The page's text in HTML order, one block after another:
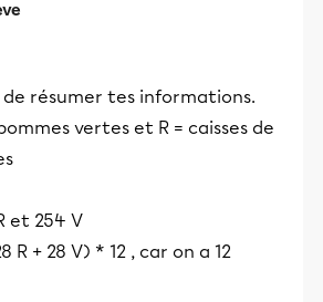
résumer tes informations.
vertes et R = caisses de
et 254 V
R + 28 V) * 12 , car on a 12